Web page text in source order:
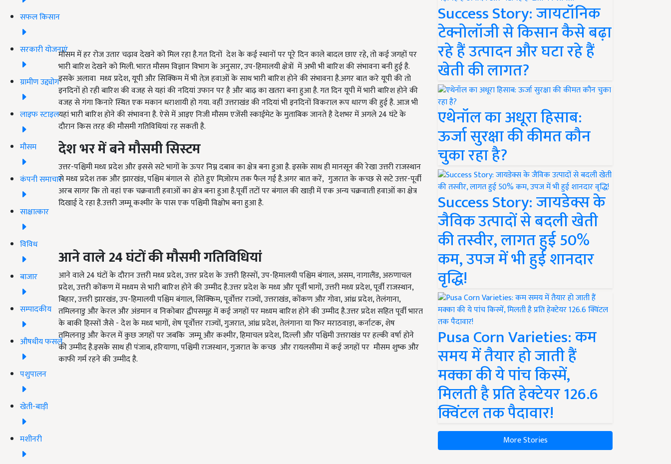
सफल किसान
सरकारी योजनाएं
ग्रामीण उद्द्योग
लाइफ स्टाइल
मौसम
कंपनी समाचार
साक्षात्कार
विविध
बाजार
सम्पादकीय
औषधीय फसलें
पशुपालन
खेती-बाड़ी
मशीनरी
मौसम में हर रोज उतार चढ़ाव देखने को मिल रहा है.गत दिनों देश के कई स्थानों पर पूरे दिन काले बादल छाए रहे, तो कई जगहों पर
भारी बारिश देखने को मिली. भारत मौसम विज्ञान विभाग के अनुसार, उप-हिमालयी क्षेत्रों में अभी भी बारिश की संभावना बनी हुई है.
इसके अलावा मध्य प्रदेश, यूपी और सिक्किम में भी तेज़ हवाओं के साथ भारी बारिश होने की संभावना है.अगर बात करे यूपी की तो
इनदिनों हो रही बारिश की वजह से यहां की नदियां उफान पर है और बाढ़ का खतरा बना हुआ है. गत दिन यूपी में भारी बारिश होने की
वजह से गंगा किनारे स्थित एक मकान धराशायी हो गया. वहीं उत्तराखंड की नदियां भी इनदिनों विकराल रूप धारण की हुई है. आज भी
यहां भारी बारिश होने की संभावना है. ऐसे में आइए निजी मौसम एजेंसी स्काईमेट के मुताबिक जानते है देशभर में अगले 24 घंटे के
दौरान किस तरह की मौसमी गतिविधियां रह सकती है.
देश भर में बने मौसमी सिस्टम
उत्तर-पश्चिमी मध्य प्रदेश और इससे सटे भागों के ऊपर निम्न दबाव का क्षेत्र बना हुआ है. इसके साथ ही मानसून की रेखा उत्तरी राजस्थान
से मध्य प्रदेश तक और झारखंड, पश्चिम बंगाल से होते हुए मिज़ोरम तक फैल गई है.अगर बात करें, गुजरात के कच्छ से सटे उत्तर-पूर्वी
अरब सागर कि तो वहां एक चक्रवाती हवाओं का क्षेत्र बना हुआ है.पूर्वी तटों पर बंगाल की खाड़ी में एक अन्य चक्रवाती हवाओं का क्षेत्र
दिखाई दे रहा है.उत्तरी जम्मू कश्मीर के पास एक पश्चिमी विक्षोभ बना हुआ है.
आने वाले24घंटों की मौसमी गतिविधियां
आने वाले 24 घंटों के दौरान उत्तरी मध्य प्रदेश, उत्तर प्रदेश के उत्तरी हिस्सों, उप-हिमालयी पश्चिम बंगाल, असम, नागालैंड, अरुणाचल
प्रदेश, उत्तरी कोंकण में मध्यम से भारी बारिश होने की उम्मीद है.उत्तर प्रदेश के मध्य और पूर्वी भागों, उत्तरी मध्य प्रदेश, पूर्वी राजस्थान,
बिहार, उत्तरी झारखंड, उप-हिमालयी पश्चिम बंगाल, सिक्किम, पूर्वोत्तर राज्यों, उत्तराखंड, कोंकण और गोवा, आंध्र प्रदेश, तेलंगाना,
तमिलनाडु और केरल और अंडमान व निकोबार द्वीपसमूह में कई जगहों पर मध्यम बारिश होने की उम्मीद है.उत्तर प्रदेश सहित पूर्वी भारत
के बाकी हिस्सों जैसे - देश के मध्य भागों, शेष पूर्वोत्तर राज्यों, गुजरात, आंध्र प्रदेश, तेलंगाना या फिर मराठवाड़ा, कर्नाटक, शेष
तमिलनाडु और केरल में कुछ जगहों पर जबकि जम्मू और कश्मीर, हिमाचल प्रदेश, दिल्ली और पश्चिमी उत्तराखंड पर हल्की वर्षा होने
की उम्मीद है.इसके साथ ही पंजाब, हरियाणा, पश्चिमी राजस्थान, गुजरात के कच्छ और रायलसीमा में कई जगहों पर मौसम शुष्क और
काफी गर्म रहने की उम्मीद है.
Success Story: जायटॉनिक
टेक्नोलॉजी से किसान कैसे बढ़ा
रहे हैं उत्पादन और घटा रहे हैं
खेती की लागत?
एथेनॉल का अधूरा हिसाब:
ऊर्जा सुरक्षा की कीमत कौन
चुका रहा है?
Success Story: जायडेक्स के
जैविक उत्पादों से बदली खेती
की तस्वीर, लागत हुई 50%
कम, उपज में भी हुई शानदार
वृद्धि!
Pusa Corn Varieties: कम
समय में तैयार हो जाती हैं
मक्का की ये पांच किस्में,
मिलती है प्रति हेक्टेयर 126.6
क्विंटल तक पैदावार!
More Stories